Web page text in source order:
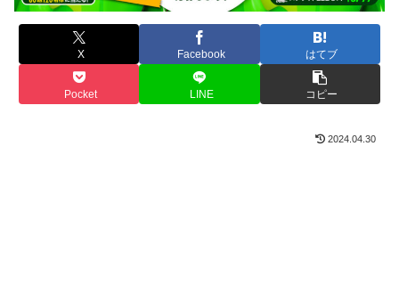
X Facebook はてブ
Pocket LINE コピー
2024.04.30